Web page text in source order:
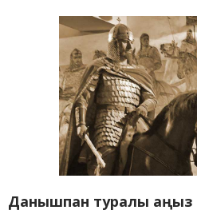
Данышпан туралы аңыз